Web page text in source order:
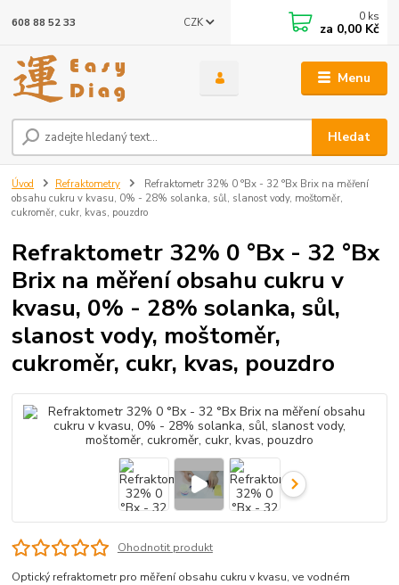
Menu
CZK
Hledat
608 88 52 33 0 ks
za 0,00 Kč
Úvod Refraktometry
Refraktometr 32% 0 °Bx - 32 °Bx Brix na měření
obsahu cukru v kvasu, 0% - 28% solanka, sůl, slanost vody, moštoměr,
cukroměr, cukr, kvas, pouzdro
Refraktometr 32% 0 °Bx - 32 °Bx
Brix na měření obsahu cukru v
kvasu, 0% - 28% solanka, sůl,
slanost vody, moštoměr,
cukroměr, cukr, kvas, pouzdro
Ohodnotit produkt
Optický refraktometr pro měření obsahu cukru v kvasu, ve vodném